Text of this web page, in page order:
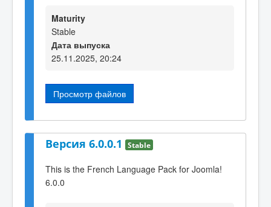
Maturity
Stable
Дата выпуска
25.11.2025, 20:24
Просмотр файлов
Версия 6.0.0.1 Stable
This is the French Language Pack for Joomla!
6.0.0